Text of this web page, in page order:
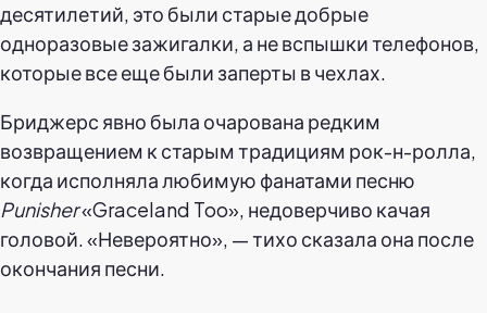
десятилетий, это были старые добрые
одноразовые зажигалки, а не вспышки телефонов,
которые все еще были заперты в чехлах.
Бриджерс явно была очарована редким
возвращением к старым традициям рок-н-ролла,
когда исполняла любимую фанатами песню
Punisher«Graceland Too», недоверчиво качая
головой. «Невероятно», — тихо сказала она после
окончания песни.